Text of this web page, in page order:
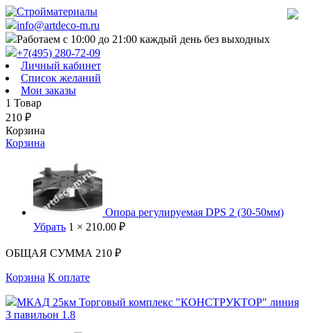
info@artdeco-m.ru
Работаем с 10:00 до 21:00 каждый день без выходных
+7(495) 280-72-09
Личный кабинет
Список желаний
Мои заказы
1 Товар
210 ₽
Корзина
Корзина
Опора регулируемая DPS 2 (30-50мм)
Убрать 1 × 210.00 ₽
ОБЩАЯ СУММА 210 ₽
Корзина К оплате
МКАД 25км Торговый комплекс "КОНСТРУКТОР" линия
З павильон 1.8